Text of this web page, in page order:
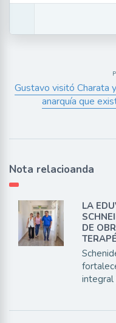
Gustavo visitó Charata
anarquía que
Nota relacioanda
LA
DE
integral